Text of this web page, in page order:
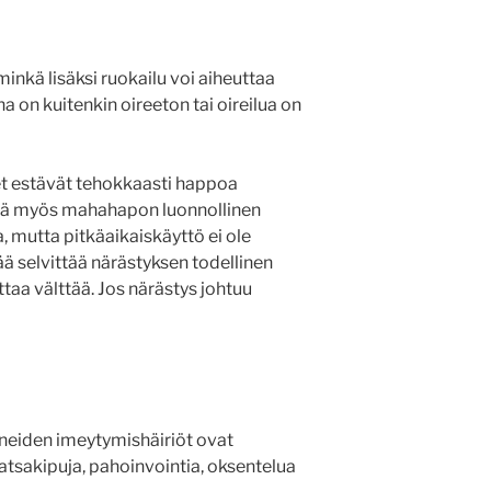
lisäksi ruokailu voi aiheuttaa
on kuitenkin oireeton tai oireilua on
estävät tehokkaasti happoa
myös mahahapon luonnollinen
mutta pitkäaikaiskäyttö ei ole
selvittää närästyksen todellinen
välttää. Jos närästys johtuu
imeytymishäiriöt ovat
pahoinvointia, oksentelua